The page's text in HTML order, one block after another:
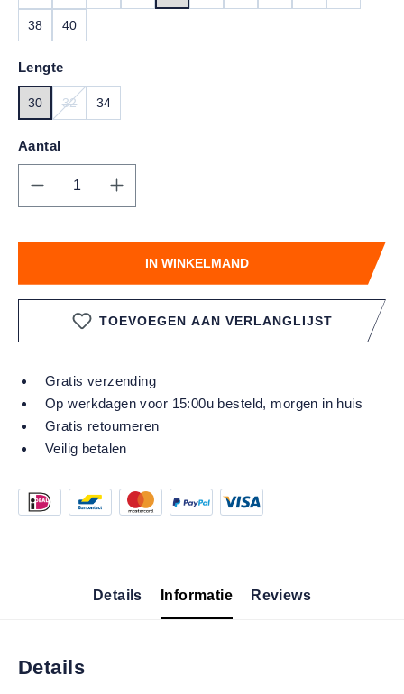
38 40
Lengte
30 32 34
Aantal
Producthoeveelheid: Voer de gewenste
IN WINKELMAND
TOEVOEGEN AAN VERLANGLIJST
Gratis verzending
Op werkdagen voor 15:00u besteld, morgen in huis
Gratis retourneren
Veilig betalen
Details Informatie Reviews
Details